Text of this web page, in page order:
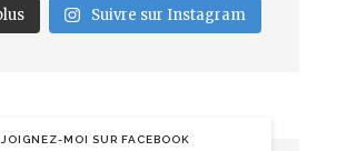
Suivre sur Instagram
MOI SUR FACEBOOK